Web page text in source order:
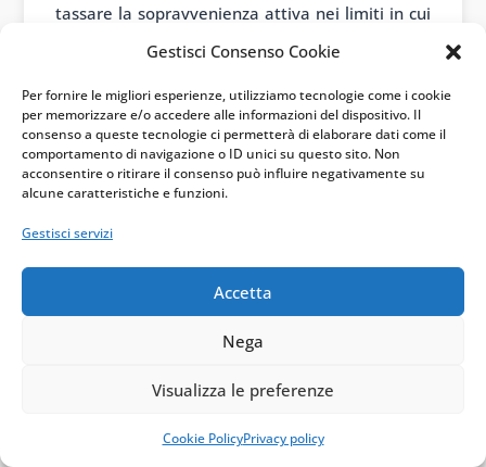
Gestisci Consenso Cookie
Per fornire le migliori esperienze, utilizziamo tecnologie come i cookie
per memorizzare e/o accedere alle informazioni del dispositivo. Il
consenso a queste tecnologie ci permetterà di elaborare dati come il
comportamento di navigazione o ID unici su questo sito. Non
acconsentire o ritirare il consenso può influire negativamente su
alcune caratteristiche e funzioni.
Gestisci servizi
Accetta
Nega
Visualizza le preferenze
Cookie PolicyPrivacy policy
tassare la sopravvenienza attiva nei limiti in cui
abbia dedotto gli accantonamenti in passato.
Su questo punto esiste anche una posizione
diversa dell’AIDC, espressa nella norma di
comportamento n. 201/2018. Secondo tale
lettura, la remissione del TFM non dovrebbe
essere assimilata automaticamente a
vantaggio economico effettivo. La divergenza
tra prassi dell’Agenzia e dottrina professionale
va segnalata, perché incide sulla valutazione del
Le alternative operative